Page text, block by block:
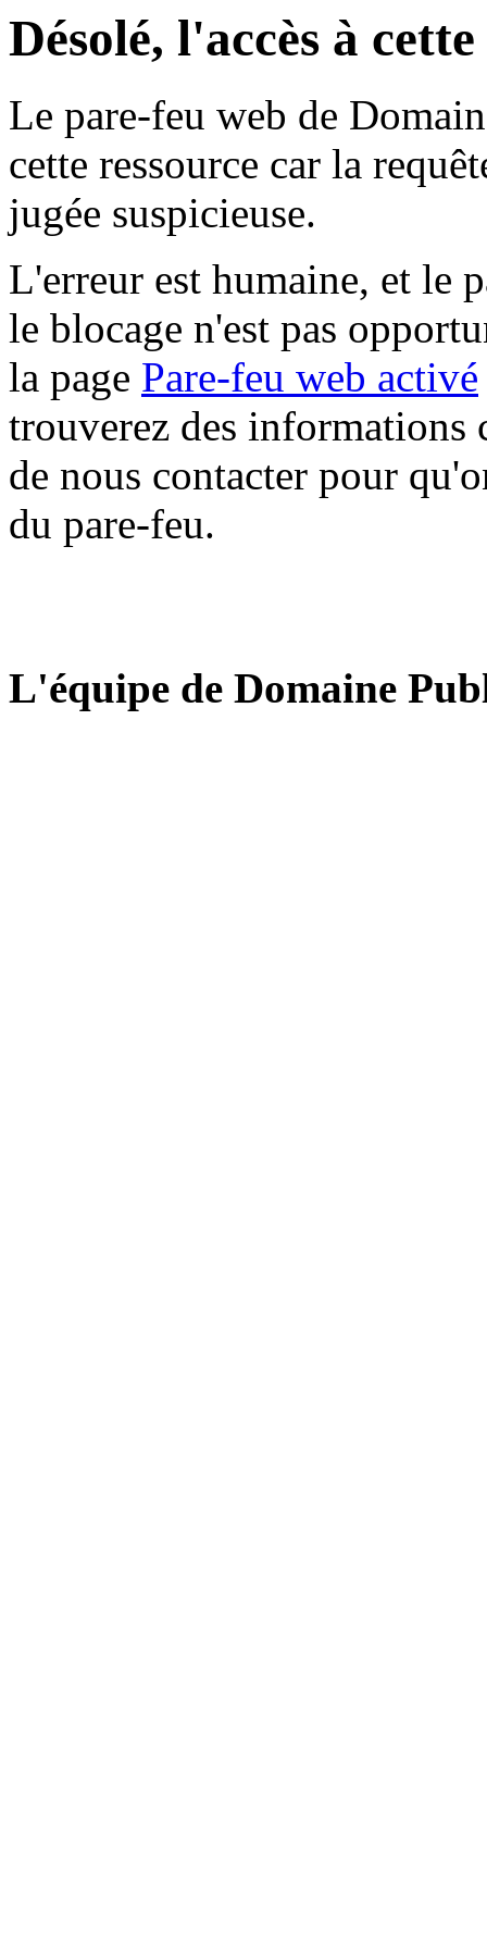
Désolé, l'accès à
Le pare-feu web de
cette ressource car la
jugée suspicieuse.
L'erreur est humaine, et le
le blocage n'est pas
la page Pare-feu web activé
trouverez des informations
de nous contacter pour
du pare-feu.
L'équipe de Domaine